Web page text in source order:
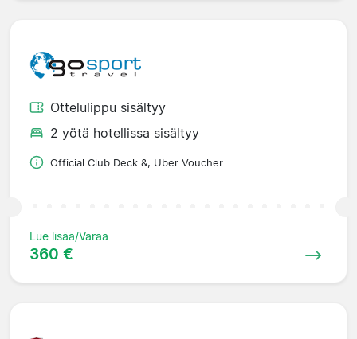
Ottelulippu sisältyy
2 yötä hotellissa sisältyy
Official Club Deck &, Uber Voucher
Lue lisää/Varaa
360 €